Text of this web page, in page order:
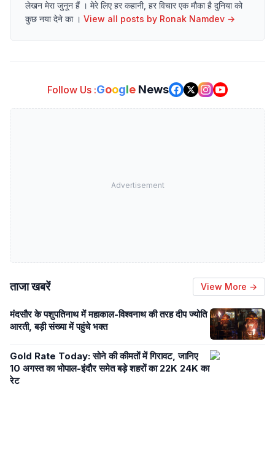
लेखन मेरा जुनून हैं । मेरे लिए हर कहानी, हर विचार एक मौका है दुनिया को
कुछ नया देने का । View all posts by Ronak Namdev →
Follow Us :Google News
Advertisement
ताजा खबरें View More →
मंदसौर के पशुपतिनाथ में महाकाल-विश्वनाथ की तरह दीप ज्योति
आरती, बड़ी संख्या में पहुंचे भक्त
Gold Rate Today: सोने की कीमतों में गिरावट, जानिए
10 अगस्त का भोपाल-इंदौर समेत बड़े शहरों का 22K 24K का
रेट